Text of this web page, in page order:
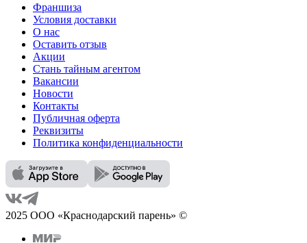
Франшиза
Условия доставки
О нас
Оставить отзыв
Акции
Стань тайным агентом
Вакансии
Новости
Контакты
Публичная оферта
Реквизиты
Политика конфиденциальности
2025 ООО «Краснодарский парень» ©